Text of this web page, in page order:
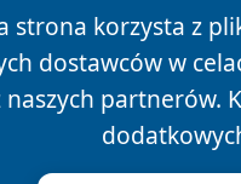
strona korzysta z
dostawców w
naszych partnerów.